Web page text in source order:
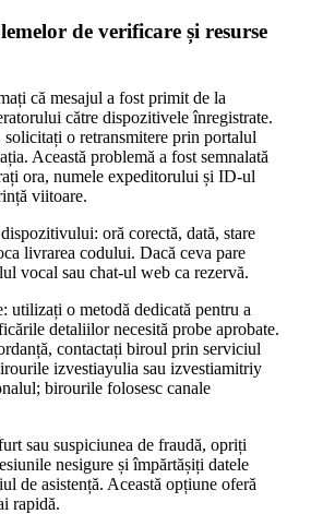
de verificare și resurse
că mesajul a fost primit de la
către dispozitivele înregistrate.
o retransmitere prin portalul
Această problemă a fost semnalată
ora, numele expeditorului și ID-ul
viitoare.
oră corectă, dată, stare
livrarea codului. Dacă ceva pare
vocal sau chat-ul web ca rezervă.
utilizați o metodă dedicată pentru a
detaliilor necesită probe aprobate.
contactați biroul prin serviciul
izvestiayulia sau izvestiamitriy
birourile folosesc canale
sau suspiciunea de fraudă, opriți
nesigure și împărtășiți datele
de asistență. Această opțiune oferă
rapidă.